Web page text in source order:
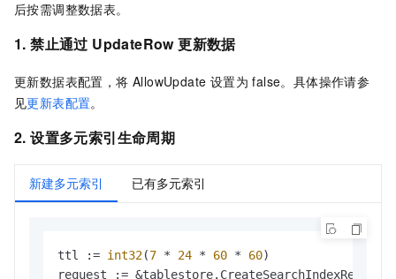
后按需调整数据表。
1. 禁止通过 UpdateRow 更新数据
更新数据表配置，将 AllowUpdate 设置为 false。具体操作请参
见更新表配置。
2. 设置多元索引生命周期
新建多元索引 已有多元索引
ttl := int32(7 * 24 * 60 * 60)
request := &tablestore.CreateSearchIndexRequest{